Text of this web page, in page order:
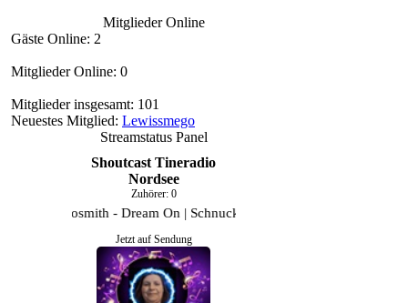
Mitglieder Online
Gäste Online: 2
Mitglieder Online: 0
Mitglieder insgesamt: 101
Neuestes Mitglied: Lewissmego
Streamstatus Panel
Shoutcast Tineradio
Nordsee
Zuhörer: 0
Aerosmith - Dream On | Schnuckiemaus
Jetzt auf Sendung